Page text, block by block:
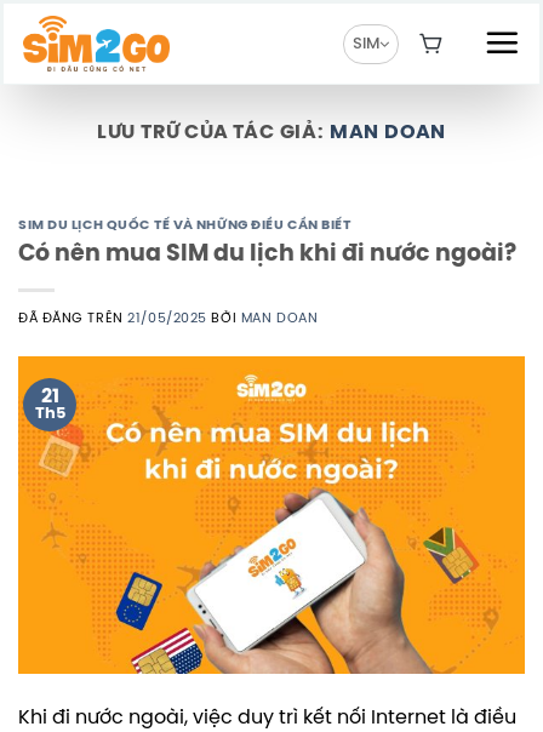
Chuyển
đến
SIM
LƯU TRỮ CỦA TÁC GIẢ: MAN DOAN
SIM DU LỊCH QUỐC TẾ VÀ NHỮNG ĐIỀU CẦN BIẾT
Có nên mua SIM du lịch khi đi nước ngoài?
ĐÃ ĐĂNG TRÊN21/05/2025 BỞI MAN DOAN
21
Th5
Khi đi nước ngoài, việc duy trì kết nối Internet là điều